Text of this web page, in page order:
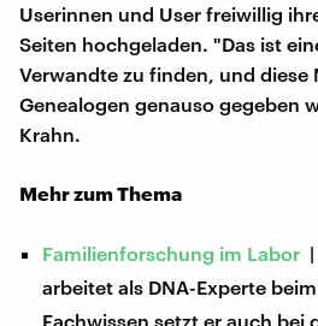
Userinnen und User freiwillig
Seiten hochgeladen. "Das ist
Verwandte zu finden, und
Genealogen genauso gegeben
Krahn.
Mehr zum Thema
Familienforschung im Labor
arbeitet als DNA-Experte
Fachwissen setzt er auch bei